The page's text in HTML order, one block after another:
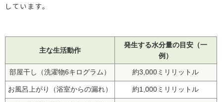
しています。
主な生活動作
発生する水分量の目安（一
例）
部屋干し（洗濯物6キログラム） 約3,000ミリリットル
お風呂上がり（浴室からの漏れ） 約1,000ミリリットル